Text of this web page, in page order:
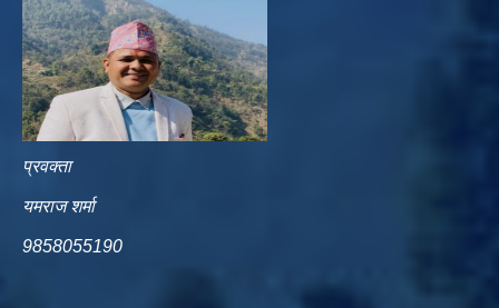
प्रवक्ता
यमराज शर्मा
9858055190